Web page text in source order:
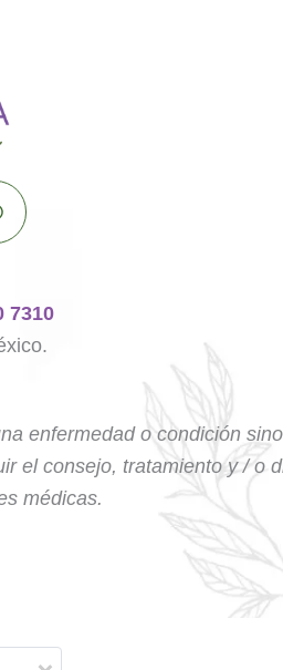
7310
enfermedad o condición
el consejo, tratamiento y / o
médicas.